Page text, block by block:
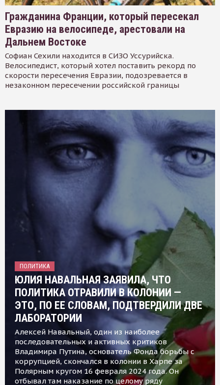
Гражданина Франции, который пересекал
Евразию на велосипеде, арестовали на
Дальнем Востоке
Софиан Сехили находится в СИЗО Уссурийска.
Велосипедист, который хотел поставить рекорд по
скорости пересечения Евразии, подозревается в
незаконном пересечении российской границы
ПОЛИТИКА
ЮЛИЯ НАВАЛЬНАЯ ЗАЯВИЛА, ЧТО
ПОЛИТИКА ОТРАВИЛИ В КОЛОНИИ —
ЭТО, ПО ЕЕ СЛОВАМ, ПОДТВЕРДИЛИ ДВЕ
ЛАБОРАТОРИИ
Алексей Навальный, один из наиболее
последовательных и активных критиков
Владимира Путина, основатель Фонда борьбы с
коррупцией, скончался в колонии в Харпе за
Полярным кругом 16 февраля 2024 года. Он
отбывал там наказание по целому ряду